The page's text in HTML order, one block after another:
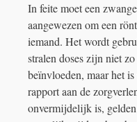
In feite moet een
aangewezen om een
iemand. Het wordt
stralen doses zijn niet
beïnvloeden, maar het
rapport aan de
onvermijdelijk is,